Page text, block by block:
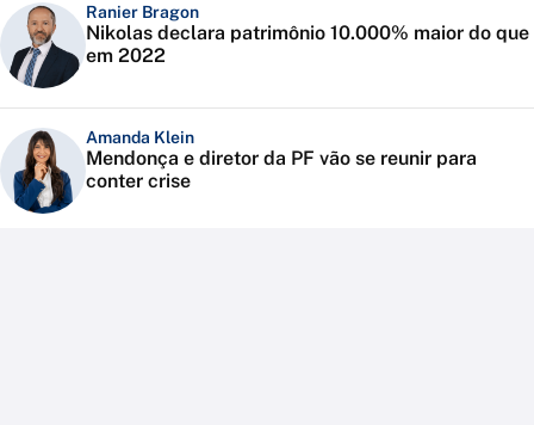
Ranier Bragon
Nikolas declara patrimônio 10.000% maior do que
em 2022
Amanda Klein
Mendonça e diretor da PF vão se reunir para
conter crise